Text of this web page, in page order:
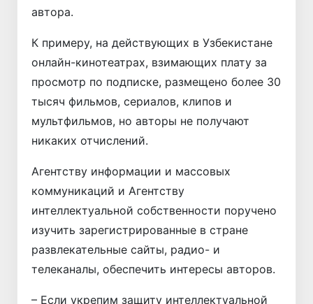
автора.
К примеру, на действующих в Узбекистане
онлайн-кинотеатрах, взимающих плату за
просмотр по подписке, размещено более 30
тысяч фильмов, сериалов, клипов и
мультфильмов, но авторы не получают
никаких отчислений.
Агентству информации и массовых
коммуникаций и Агентству
интеллектуальной собственности поручено
изучить зарегистрированные в стране
развлекательные сайты, радио- и
телеканалы, обеспечить интересы авторов.
– Если укрепим защиту интеллектуальной